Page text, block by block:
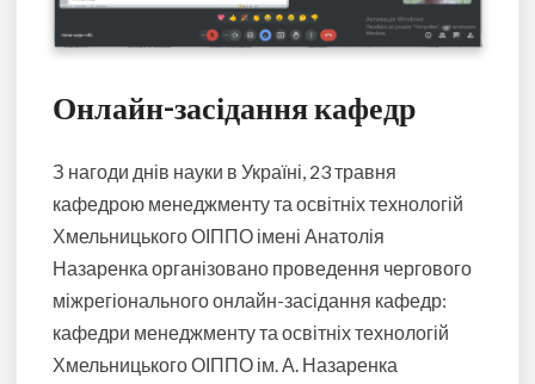
Онлайн-засідання кафедр
З нагоди днів науки в Україні, 23 травня
кафедрою менеджменту та освітніх технологій
Хмельницького ОІППО імені Анатолія
Назаренка організовано проведення чергового
міжрегіонального онлайн-засідання кафедр:
кафедри менеджменту та освітніх технологій
Хмельницького ОІППО ім. А. Назаренка